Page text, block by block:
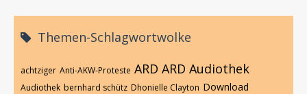
Themen-Schlagwortwolke
achtziger Anti-AKW-Proteste ARD ARD Audiothek
Audiothek bernhard schütz Dhonielle Clayton Download